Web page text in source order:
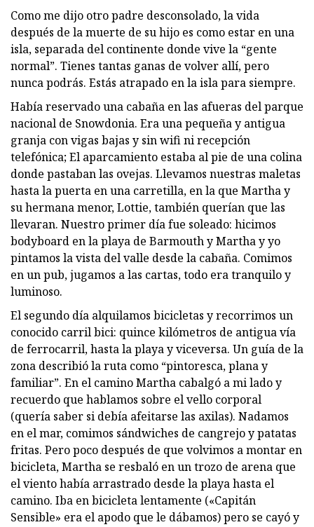
Como me dijo otro padre desconsolado, la vida
después de la muerte de su hijo es como estar en una
isla, separada del continente donde vive la “gente
normal”. Tienes tantas ganas de volver allí, pero
nunca podrás. Estás atrapado en la isla para siempre.
Había reservado una cabaña en las afueras del parque
nacional de Snowdonia. Era una pequeña y antigua
granja con vigas bajas y sin wifi ni recepción
telefónica; El aparcamiento estaba al pie de una colina
donde pastaban las ovejas. Llevamos nuestras maletas
hasta la puerta en una carretilla, en la que Martha y
su hermana menor, Lottie, también querían que las
llevaran. Nuestro primer día fue soleado: hicimos
bodyboard en la playa de Barmouth y Martha y yo
pintamos la vista del valle desde la cabaña. Comimos
en un pub, jugamos a las cartas, todo era tranquilo y
luminoso.
El segundo día alquilamos bicicletas y recorrimos un
conocido carril bici: quince kilómetros de antigua vía
de ferrocarril, hasta la playa y viceversa. Un guía de la
zona describió la ruta como “pintoresca, plana y
familiar”. En el camino Martha cabalgó a mi lado y
recuerdo que hablamos sobre el vello corporal
(quería saber si debía afeitarse las axilas). Nadamos
en el mar, comimos sándwiches de cangrejo y patatas
fritas. Pero poco después de que volvimos a montar en
bicicleta, Martha se resbaló en un trozo de arena que
el viento había arrastrado desde la playa hasta el
camino. Iba en bicicleta lentamente («Capitán
Sensible» era el apodo que le dábamos) pero se cayó y